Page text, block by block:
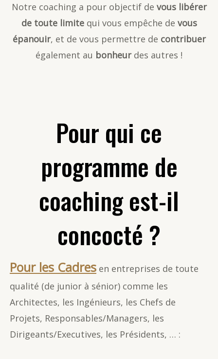
Notre coaching a pour objectif de vous libérer
de toute limitequi vous empêche de vous
épanouir, et de vous permettre de contribuer
également au bonheurdes autres !
Pour qui ce
programme de
coaching est-il
concocté ?
Pour les Cadres en entreprises de toute
qualité (de junior à sénior) comme les
Architectes, les Ingénieurs, les Chefs de
Projets, Responsables/Managers, les
Dirigeants/Executives, les Présidents, … :